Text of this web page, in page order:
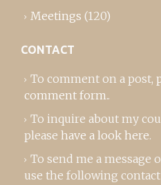
Meetings (120)
CONTACT
To comment on a post,
comment form..
To inquire about my
please have a look here.
To send me a message
use the following